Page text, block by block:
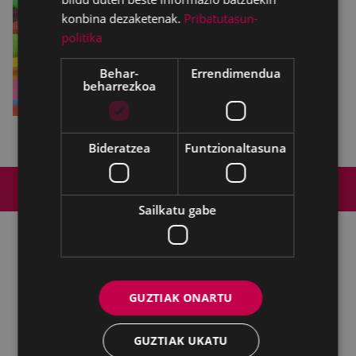
Kultura - Untzaga plaza, 1 | 20600 Eibar
943 70 84 39 / 943 70 84 00 (Pegora)| Faxa: 943 70 84
konbina dezaketenak. Pribatutasun-
politika
Behar-
beharrezkoa
Errendimendua
Bideratzea Funtzionaltasuna
Sailkatu gabe
GUZTIAK ONARTU
GUZTIAK UKATU